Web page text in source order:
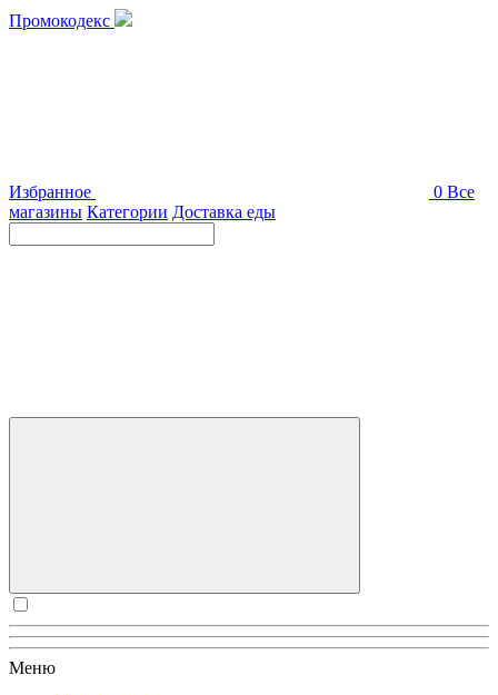
Промокодекс
Избранное 0 Все
магазины Категории Доставка еды
Меню